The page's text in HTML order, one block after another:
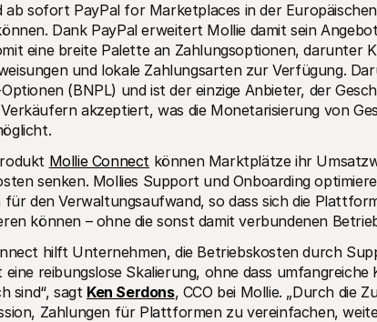
ab sofort PayPal for Marketplaces in der
Dank PayPal erweitert Mollie damit sein
eine breite Palette an Zahlungsoptionen, darunter
und lokale Zahlungsarten zur Verfügung.
(BNPL) und ist der einzige Anbieter, der
akzeptiert, was die Monetarisierung von
Mollie Connect können Marktplätze ihr
senken. Mollies Support und Onboarding
für den Verwaltungsaufwand, so dass sich die
können – ohne die sonst damit verbundenen
hilft Unternehmen, die Betriebskosten durch
eine reibungslose Skalierung, ohne dass
sind“, sagt Ken Serdons, CCO bei Mollie. „Durch die
Zahlungen für Plattformen zu vereinfachen,